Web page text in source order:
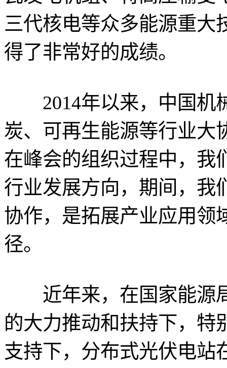
三代核电等众多能源重大
得了非常好的成绩。
2014年以来，中国机
炭、可再生能源等行业大
在峰会的组织过程中，我
行业发展方向，期间，我
协作，是拓展产业应用领
径。
近年来，在国家能源
的大力推动和扶持下，特
支持下，分布式光伏电站